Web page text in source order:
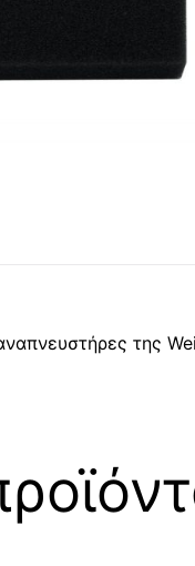
της